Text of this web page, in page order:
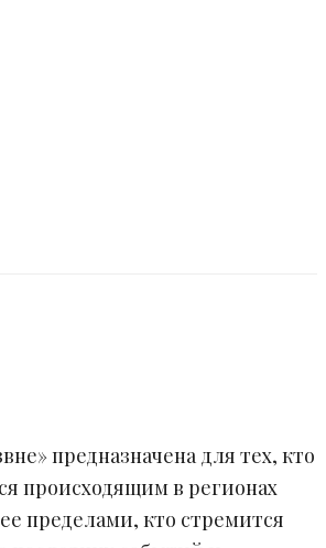
предназначена для тех, кто
происходящим в регионах
пределами, кто стремится